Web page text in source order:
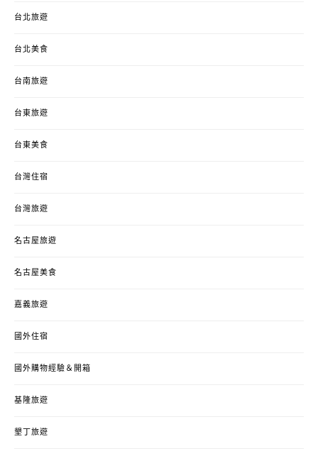
台北旅遊
台北美食
台南旅遊
台東旅遊
台東美食
台灣住宿
台灣旅遊
名古屋旅遊
名古屋美食
嘉義旅遊
國外住宿
國外購物經驗＆開箱
基隆旅遊
墾丁旅遊